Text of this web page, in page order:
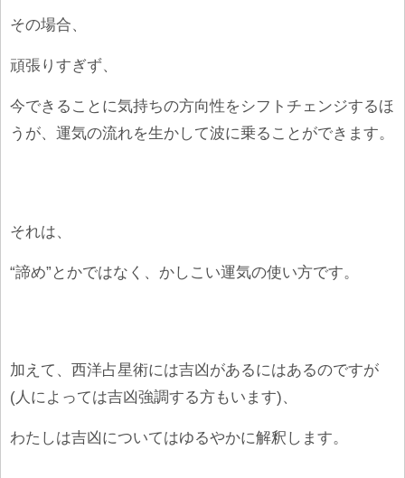
その場合、
頑張りすぎず、
今できることに気持ちの方向性をシフトチェンジするほ
うが、運気の流れを生かして波に乗ることができます。
それは、
“諦め”とかではなく、かしこい運気の使い方です。
加えて、西洋占星術には吉凶があるにはあるのですが
(人によっては吉凶強調する方もいます)、
わたしは吉凶についてはゆるやかに解釈します。